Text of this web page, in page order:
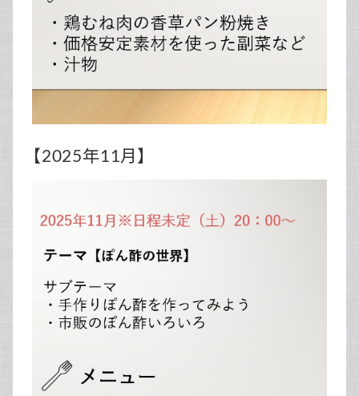
【2025年11月】